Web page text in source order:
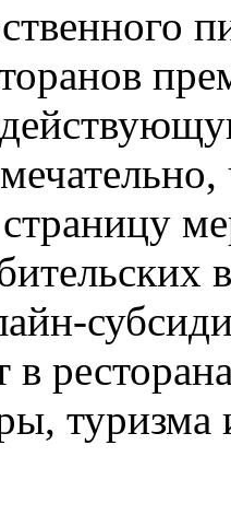
в
туризма